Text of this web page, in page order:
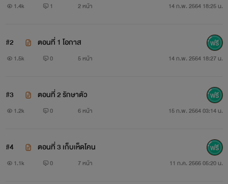
" ที่ผ่านมาเต๋อไม่เคยรักข้าวเลยหรอ "
1.4k 1 2 หน้า 14 ก.พ. 2564 18:25 น.
#2 ตอนที่ 1 โอกาส
1.5k 0 5 หน้า 14 ก.พ. 2564 18:27 น.
#3 ตอนที่ 2 รักษาตัว
1.2k 0 6 หน้า 15 ก.พ. 2564 03:14 น.
#4 ตอนที่ 3 เก็บเห็ดโคน
1.1k 0 7 หน้า 11 ก.ค. 2566 05:20 น.